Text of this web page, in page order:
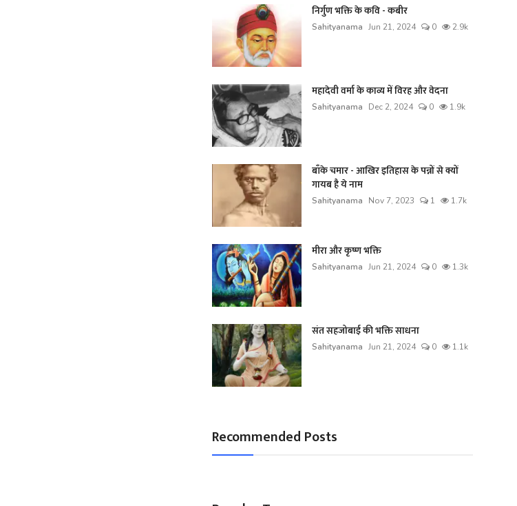
निर्गुण भक्ति के कवि - कबीर
Sahityanama Jun 21, 2024 0 2.9k
महादेवी वर्मा के काव्य में विरह और वेदना
Sahityanama Dec 2, 2024 0 1.9k
बाँके चमार - आखिर इतिहास के पन्नों से क्यों
गायब है ये नाम
Sahityanama Nov 7, 2023 1 1.7k
मीरा और कृष्ण भक्ति
Sahityanama Jun 21, 2024 0 1.3k
संत सहजोबाई की भक्ति साधना
Sahityanama Jun 21, 2024 0 1.1k
Recommended Posts